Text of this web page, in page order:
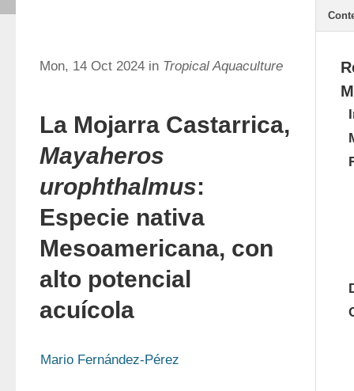
Mon, 14 Oct 2024 in Tropical Aquaculture
La Mojarra Castarrica,
Mayaheros
urophthalmus:
Especie nativa
Mesoamericana, con
alto potencial
acuícola
Mario Fernández-Pérez